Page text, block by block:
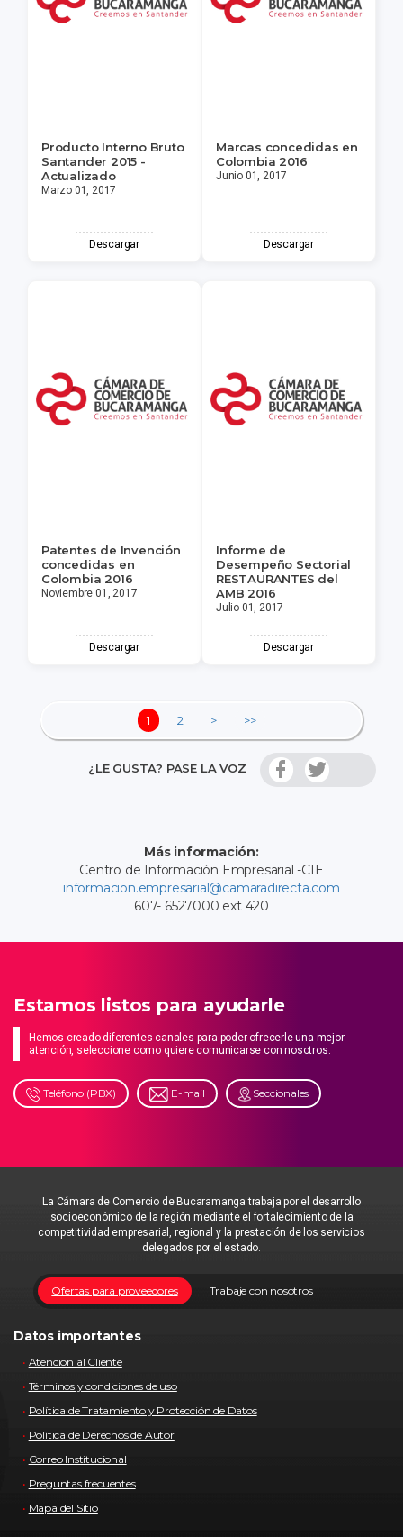
Producto Interno Bruto
Santander 2015 -
Actualizado
Marzo 01, 2017
Descargar
Marcas concedidas en
Colombia 2016
Junio 01, 2017
Descargar
Patentes de Invención
concedidas en
Colombia 2016
Noviembre 01, 2017
Descargar
Informe de
Desempeño Sectorial
RESTAURANTES del
AMB 2016
Julio 01, 2017
Descargar
1 2 > >>
¿LE GUSTA? PASE LA VOZ
Más información:
Centro de Información Empresarial -CIE
informacion.empresarial@camaradirecta.com
607- 6527000 ext 420
Estamos listos para ayudarle
Hemos creado diferentes canales para poder ofrecerle una mejor
atención, seleccione como quiere comunicarse con nosotros.
Teléfono (PBX) E-mail Seccionales
La Cámara de Comercio de Bucaramanga trabaja por el desarrollo
socioeconómico de la región mediante el fortalecimiento de la
competitividad empresarial, regional y la prestación de los servicios
delegados por el estado.
Trabaje con nosotros
Ofertas para proveedores
Datos importantes
Atencion al Cliente
Términos y condiciones de uso
Política de Tratamiento y Protección de Datos
Política de Derechos de Autor
Correo Institucional
Preguntas frecuentes
Mapa del Sitio